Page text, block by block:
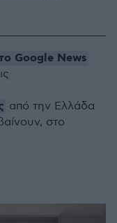
Google News
από την Ελλάδα
στο